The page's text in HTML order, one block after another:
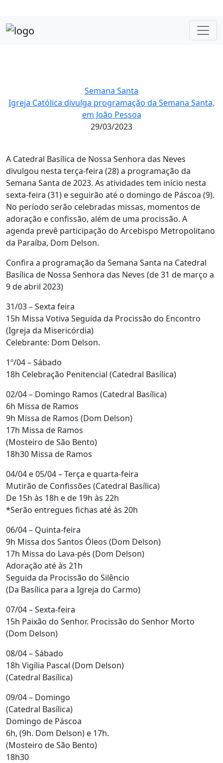
Semana Santa
Igreja Católica divulga programação da Semana Santa,
em João Pessoa
29/03/2023
A Catedral Basílica de Nossa Senhora das Neves
divulgou nesta terça-feira (28) a programação da
Semana Santa de 2023. As atividades tem início nesta
sexta-feira (31) e seguirão até o domingo de Páscoa (9).
No período serão celebradas missas, momentos de
adoração e confissão, além de uma procissão. A
agenda prevê participação do Arcebispo Metropolitano
da Paraíba, Dom Delson.
Confira a programação da Semana Santa na Catedral
Basílica de Nossa Senhora das Neves (de 31 de março a
9 de abril 2023)
31/03 – Sexta feira
15h Missa Votiva Seguida da Procissão do Encontro
(Igreja da Misericórdia)
Celebrante: Dom Delson.
1º/04 – Sábado
18h Celebração Penitencial (Catedral Basílica)
02/04 – Domingo Ramos (Catedral Basílica)
6h Missa de Ramos
9h Missa de Ramos (Dom Delson)
17h Missa de Ramos
(Mosteiro de São Bento)
18h30 Missa de Ramos
04/04 e 05/04 – Terça e quarta-feira
Mutirão de Confissões (Catedral Basílica)
De 15h às 18h e de 19h às 22h
*Serão entregues fichas até às 20h
06/04 – Quinta-feira
9h Missa dos Santos Óleos (Dom Delson)
17h Missa do Lava-pés (Dom Delson)
Adoração até às 21h
Seguida da Procissão do Silêncio
(Da Basílica para a Igreja do Carmo)
07/04 – Sexta-feira
15h Paixão do Senhor. Procissão do Senhor Morto
(Dom Delson)
08/04 – Sábado
18h Vigília Pascal (Dom Delson)
(Catedral Basílica)
09/04 – Domingo
(Catedral Basílica)
Domingo de Páscoa
6h, (9h. Dom Delson) e 17h.
(Mosteiro de São Bento)
18h30